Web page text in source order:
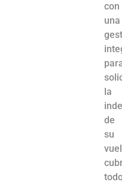
con
una
la
de
su